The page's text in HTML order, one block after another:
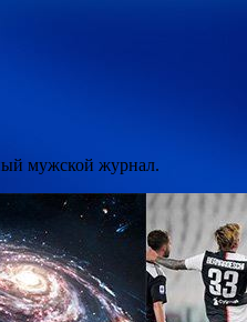
мужской журнал.